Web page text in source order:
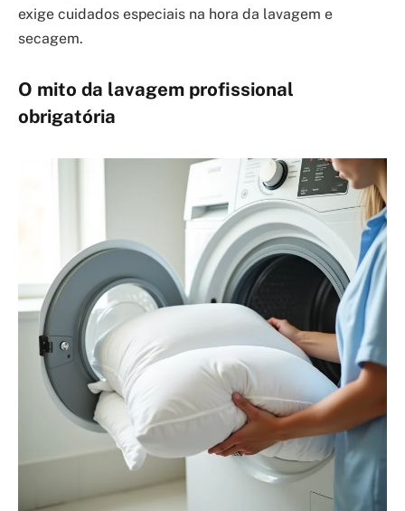
exige cuidados especiais na hora da lavagem e
secagem.
O mito da lavagem profissional
obrigatória